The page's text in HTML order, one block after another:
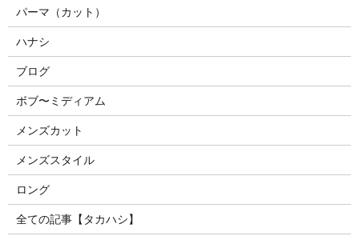
パーマ（カット）
ハナシ
ブログ
ボブ〜ミディアム
メンズカット
メンズスタイル
ロング
全ての記事【タカハシ】